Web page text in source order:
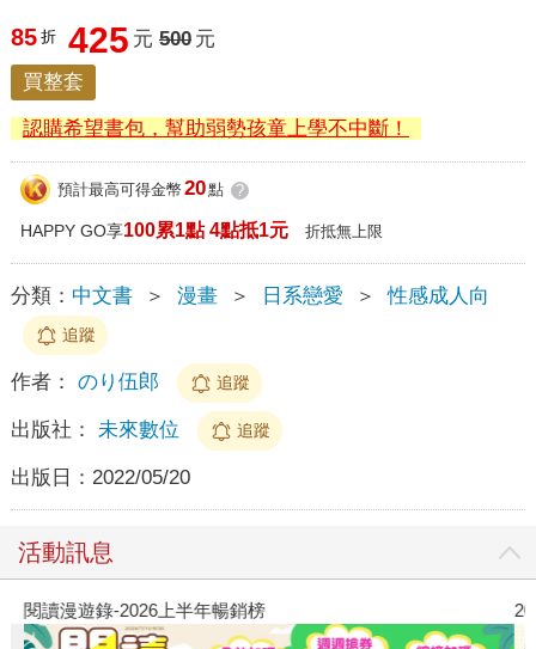
85 折 425 元 500 元
買整套
認購希望書包，幫助弱勢孩童上學不中斷！
預計最高可得金幣 20點 ?
HAPPY GO享100累1點 4點抵1元 折抵無上限
分類： 中文書 ＞ 漫畫 ＞ 日系戀愛 ＞ 性感成人向
追蹤
作者： のり伍郎 追蹤
出版社： 未來數位 追蹤
出版日： 2022/05/20
活動訊息
閱讀漫遊錄-2026上半年暢銷榜